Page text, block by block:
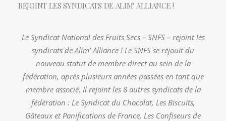
REJOINT LES SYNDICATS DE ALIM' ALLIANCE !
Le Syndicat National des Fruits Secs – SNFS – rejoint les
syndicats de Alim’ Alliance ! Le SNFS se réjouit du
nouveau statut de membre direct au sein de la
fédération, après plusieurs années passées en tant que
membre associé. Il rejoint les 8 autres syndicats de la
fédération : Le Syndicat du Chocolat, Les Biscuits,
Gâteaux et Panifications de France, Les Confiseurs de